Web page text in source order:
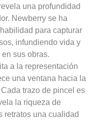
una profundidad
Newberry se ha
para capturar
infundiendo vida y
sus obras.
a la representación
una ventana hacia la
trazo de pincel es
la riqueza de
retratos una cualidad